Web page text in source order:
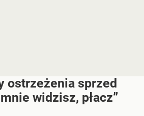
ostrzeżenia sprzed
widzisz, płacz”